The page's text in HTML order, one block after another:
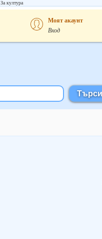
За култура
Моят акаунт
Вход